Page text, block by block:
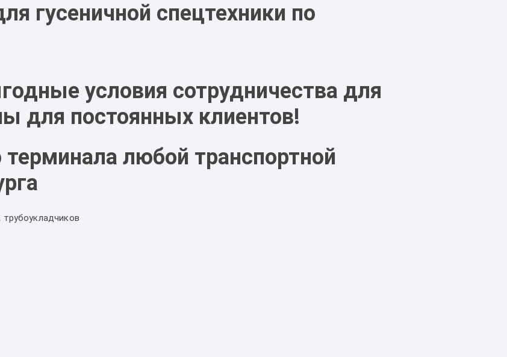
гусеничной спецтехники по
условия сотрудничества для
для постоянных клиентов!
любой транспортной
трубоукладчиков